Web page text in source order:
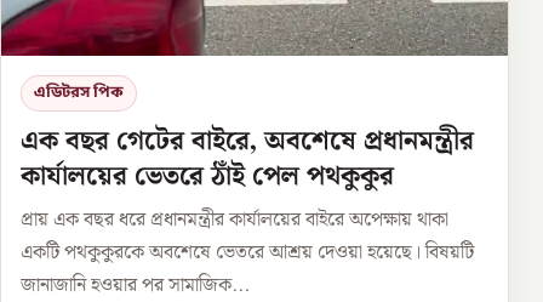
এডিটরস পিক
এক বছর গেটের বাইরে, অবশেষে প্রধানমন্ত্রীর
কার্যালয়ের ভেতরে ঠাঁই পেল পথকুকুর
প্রায় এক বছর ধরে প্রধানমন্ত্রীর কার্যালয়ের বাইরে অপেক্ষায় থাকা
একটি পথকুকুরকে অবশেষে ভেতরে আশ্রয় দেওয়া হয়েছে। বিষয়টি
জানাজানি হওয়ার পর সামাজিক...